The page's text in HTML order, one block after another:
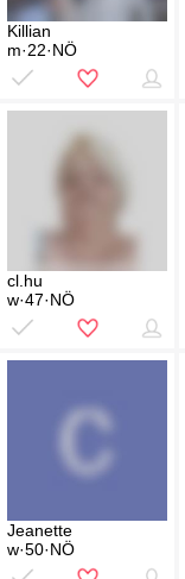
Killian
m·22·NÖ
cl.hu
w·47·NÖ
Jeanette
w·50·NÖ